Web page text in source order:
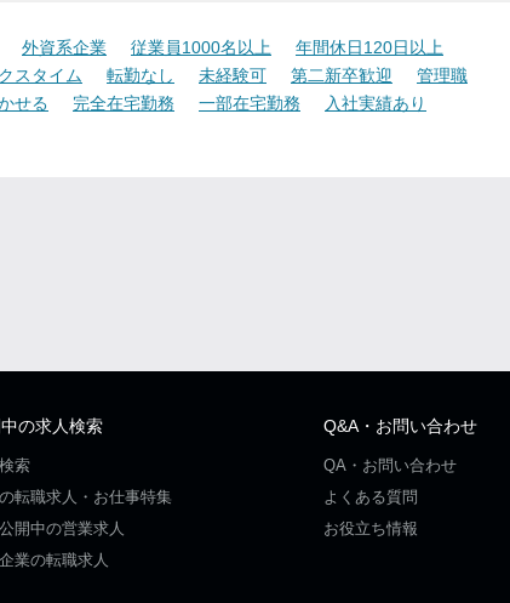
外資系企業 従業員1000名以上
年間休日120日以上
スタイム 転勤なし 未経験可 第二新卒歓迎
管理職
せる 完全在宅勤務 一部在宅勤務
入社実績あり
の求人検索
索
転職求人・お仕事特集
開中の営業求人
業の転職求人
Q&A・お問い合わせ
QA・お問い合わせ
よくある質問
お役立ち情報